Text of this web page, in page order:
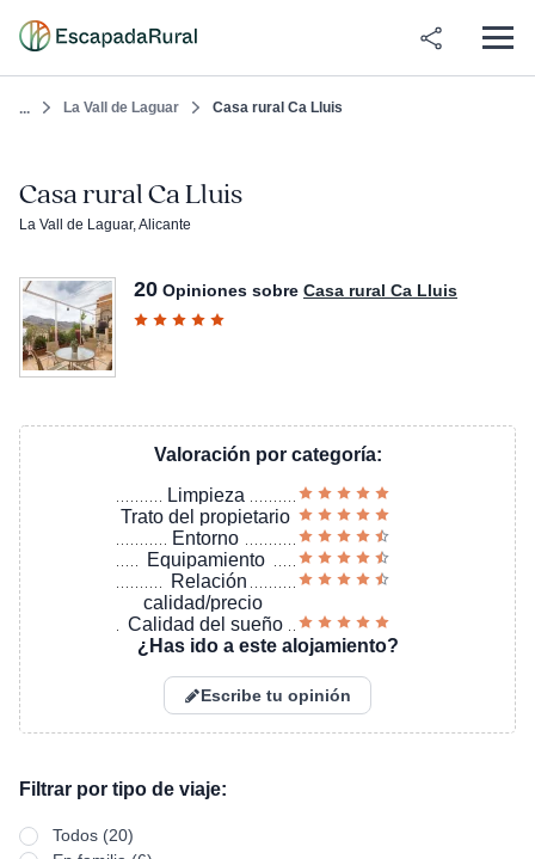
... La Vall de Laguar Casa rural Ca Lluis
Casa rural Ca Lluis
La Vall de Laguar, Alicante
20 Opiniones sobre Casa rural Ca Lluis
Valoración por categoría:
Limpieza
Trato del propietario
Entorno
Equipamiento
Relación
calidad/precio
Calidad del sueño
¿Has ido a este alojamiento?
Escribe tu opinión
Filtrar por tipo de viaje:
Todos (20)